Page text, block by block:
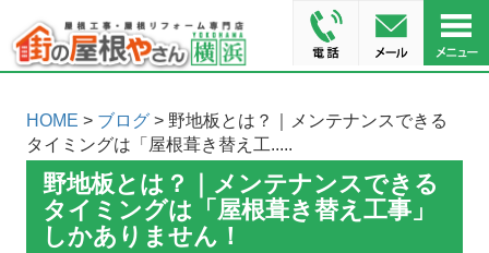
HOME > ブログ> 野地板とは？｜メンテナンスできる
タイミングは「屋根葺き替え工.....
野地板とは？｜メンテナンスできる
タイミングは「屋根葺き替え工事」
しかありません！